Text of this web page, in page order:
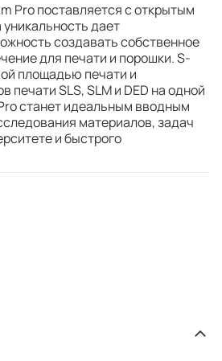
Pro поставляется с открытым
дает
создавать собственное
для печати и порошки. S-
площадью печати и
печати SLS, SLM и DED на одной
станет идеальным вводным
материалов, задач
и быстрого